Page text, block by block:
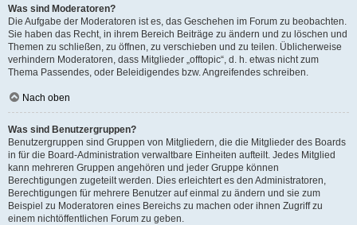
Was sind Moderatoren?
Die Aufgabe der Moderatoren ist es, das Geschehen im Forum zu beobachten.
Sie haben das Recht, in ihrem Bereich Beiträge zu ändern und zu löschen und
Themen zu schließen, zu öffnen, zu verschieben und zu teilen. Üblicherweise
verhindern Moderatoren, dass Mitglieder „offtopic“, d. h. etwas nicht zum
Thema Passendes, oder Beleidigendes bzw. Angreifendes schreiben.
Nach oben
Was sind Benutzergruppen?
Benutzergruppen sind Gruppen von Mitgliedern, die die Mitglieder des Boards
in für die Board-Administration verwaltbare Einheiten aufteilt. Jedes Mitglied
kann mehreren Gruppen angehören und jeder Gruppe können
Berechtigungen zugeteilt werden. Dies erleichtert es den Administratoren,
Berechtigungen für mehrere Benutzer auf einmal zu ändern und sie zum
Beispiel zu Moderatoren eines Bereichs zu machen oder ihnen Zugriff zu
einem nichtöffentlichen Forum zu geben.